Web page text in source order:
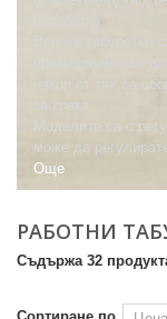
изработка.
Всички
преместване, за
някои от тях са
за крака.
Моделите са с
може да
Още
РАБОТНИ
Съдържа 32